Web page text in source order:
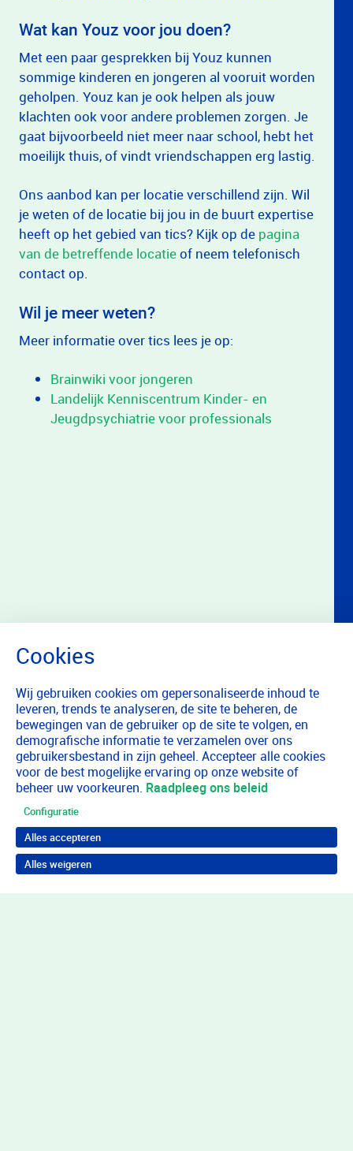
Wat kan Youz voor jou doen?
Met een paar gesprekken bij Youz kunnen
sommige kinderen en jongeren al vooruit worden
geholpen. Youz kan je ook helpen als jouw
klachten ook voor andere problemen zorgen. Je
gaat bijvoorbeeld niet meer naar school, hebt het
moeilijk thuis, of vindt vriendschappen erg lastig.
Ons aanbod kan per locatie verschillend zijn. Wil
je weten of de locatie bij jou in de buurt expertise
heeft op het gebied van tics? Kijk op de pagina
van de betreffende locatieof neem telefonisch
contact op.
Wil je meer weten?
Meer informatie over tics lees je op:
Brainwiki voor jongeren
Landelijk Kenniscentrum Kinder- en
Jeugdpsychiatrie voor professionals
Wij gebruiken cookies om gepersonaliseerde inhoud te
leveren, trends te analyseren, de site te beheren, de
bewegingen van de gebruiker op de site te volgen, en
demografische informatie te verzamelen over ons
gebruikersbestand in zijn geheel. Accepteer alle cookies
voor de best mogelijke ervaring op onze website of
beheer uw voorkeuren. Raadpleeg ons beleid
Configuratie
Alles accepteren
Alles weigeren